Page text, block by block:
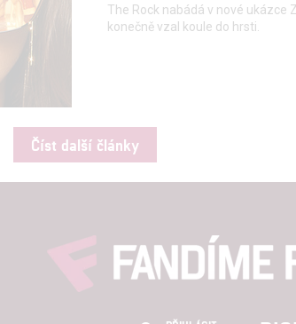
The Rock nabádá v nové ukázce
konečně vzal koule do hrsti.
Číst další články